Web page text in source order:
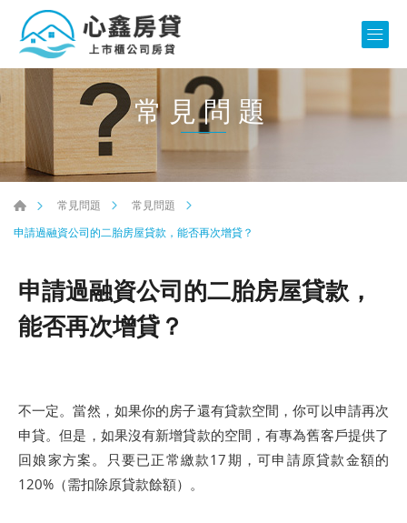
常見問題
常見問題
常見問題
申請過融資公司的二胎房屋貸款，能否再次增貸？
申請過融資公司的二胎房屋貸款，
能否再次增貸？
不一定。當然，如果你的房子還有貸款空間，你可以申請再次
申貸。但是，如果沒有新增貸款的空間，有專為舊客戶提供了
回娘家方案。只要已正常繳款17期，可申請原貸款金額的
120%（需扣除原貸款餘額）。